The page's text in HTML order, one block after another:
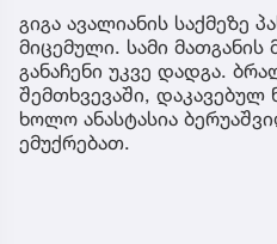
გიგა ავალიანის საქმეზე
მიცემული. სამი მათგანის
განაჩენი უკვე დადგა.
შემთხვევაში, დაკავებულ
ხოლო ანასტასია
ემუქრებათ.